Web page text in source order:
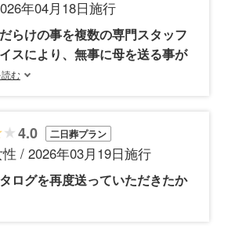
年04月18日施行
らけの事を複数の専門スタッフ
スにより、無事に母を送る事が
む
4.0 二日葬プラン
/ 2026年03月19日施行
ログを再度送っていただきたか